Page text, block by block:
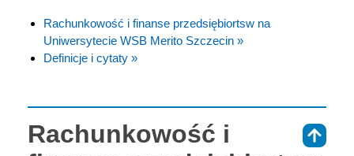
Rachunkowość i finanse przedsiębiortsw na
Uniwersytecie WSB Merito Szczecin »
Definicje i cytaty »
Rachunkowość i